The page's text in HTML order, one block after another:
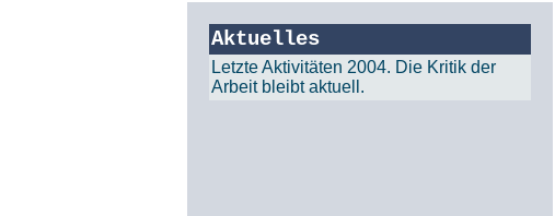
Aktuelles
Letzte Aktivitäten 2004. Die Kritik der
Arbeit bleibt aktuell.